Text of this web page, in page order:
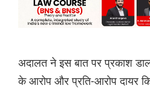
अदालत ने इस बात पर प्रकाश डाला
के आरोप और प्रति-आरोप दायर